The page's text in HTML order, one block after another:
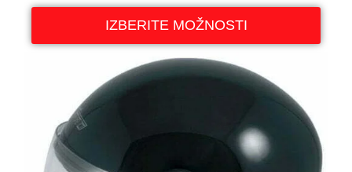
IZBERITE MOŽNOSTI